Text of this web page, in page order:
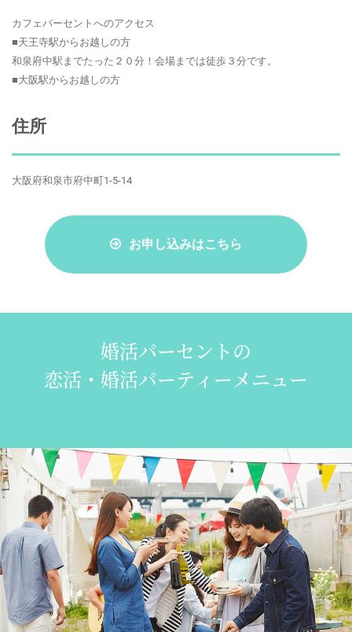
カフェパーセントへのアクセス
■天王寺駅からお越しの方
和泉府中駅までたった２０分！会場までは徒歩３分です。
■大阪駅からお越しの方
住所
大阪府和泉市府中町1-5-14
お申し込みはこちら
婚活パーセントの
恋活・婚活パーティーメニュー